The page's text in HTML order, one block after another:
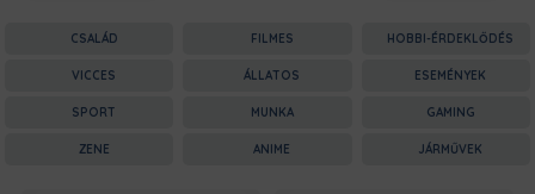
CSALÁD FILMES HOBBI-ÉRDEKLŐDÉS
VICCES ÁLLATOS ESEMÉNYEK
SPORT MUNKA GAMING
ZENE ANIME JÁRMŰVEK